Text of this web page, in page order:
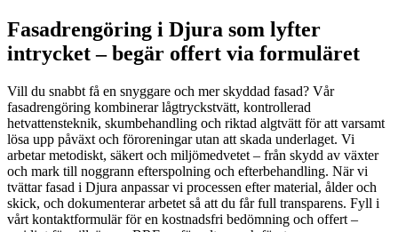
Fasadrengöring i Djura som lyfter
intrycket – begär offert via formuläret
Vill du snabbt få en snyggare och mer skyddad fasad? Vår
fasadrengöring kombinerar lågtryckstvätt, kontrollerad
hetvattensteknik, skumbehandling och riktad algtvätt för att varsamt
lösa upp påväxt och föroreningar utan att skada underlaget. Vi
arbetar metodiskt, säkert och miljömedvetet – från skydd av växter
och mark till noggrann efterspolning och efterbehandling. När vi
tvättar fasad i Djura anpassar vi processen efter material, ålder och
skick, och dokumenterar arbetet så att du får full transparens. Fyll i
vårt kontaktformulär för en kostnadsfri bedömning och offert –